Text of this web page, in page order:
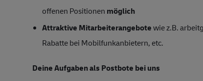
offenen Positionen möglich
Attraktive Mitarbeiterangebotewie z.B.
Rabatte bei Mobilfunkanbietern, etc.
Deine Aufgaben als Postbote bei uns